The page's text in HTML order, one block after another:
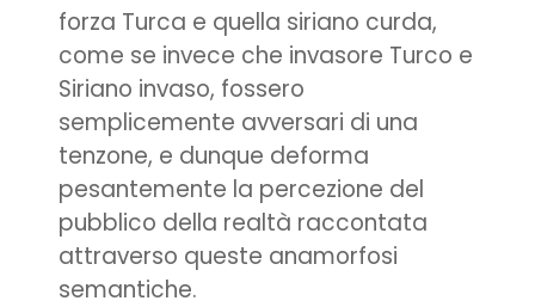
forza Turca e quella siriano curda,
come se invece che invasore Turco e
Siriano invaso, fossero
semplicemente avversari di una
tenzone, e dunque deforma
pesantemente la percezione del
pubblico della realtà raccontata
attraverso queste anamorfosi
semantiche.